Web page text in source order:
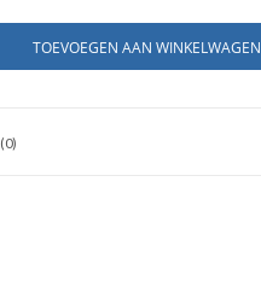
TOEVOEGEN AAN WINKELWAGEN
(0)